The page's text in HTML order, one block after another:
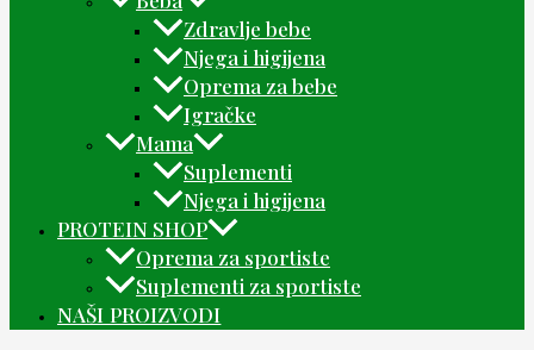
Zdravlje bebe
Njega i higijena
Oprema za bebe
Igračke
Mama
Suplementi
Njega i higijena
PROTEIN SHOP
Oprema za sportiste
Suplementi za sportiste
NAŠI PROIZVODI